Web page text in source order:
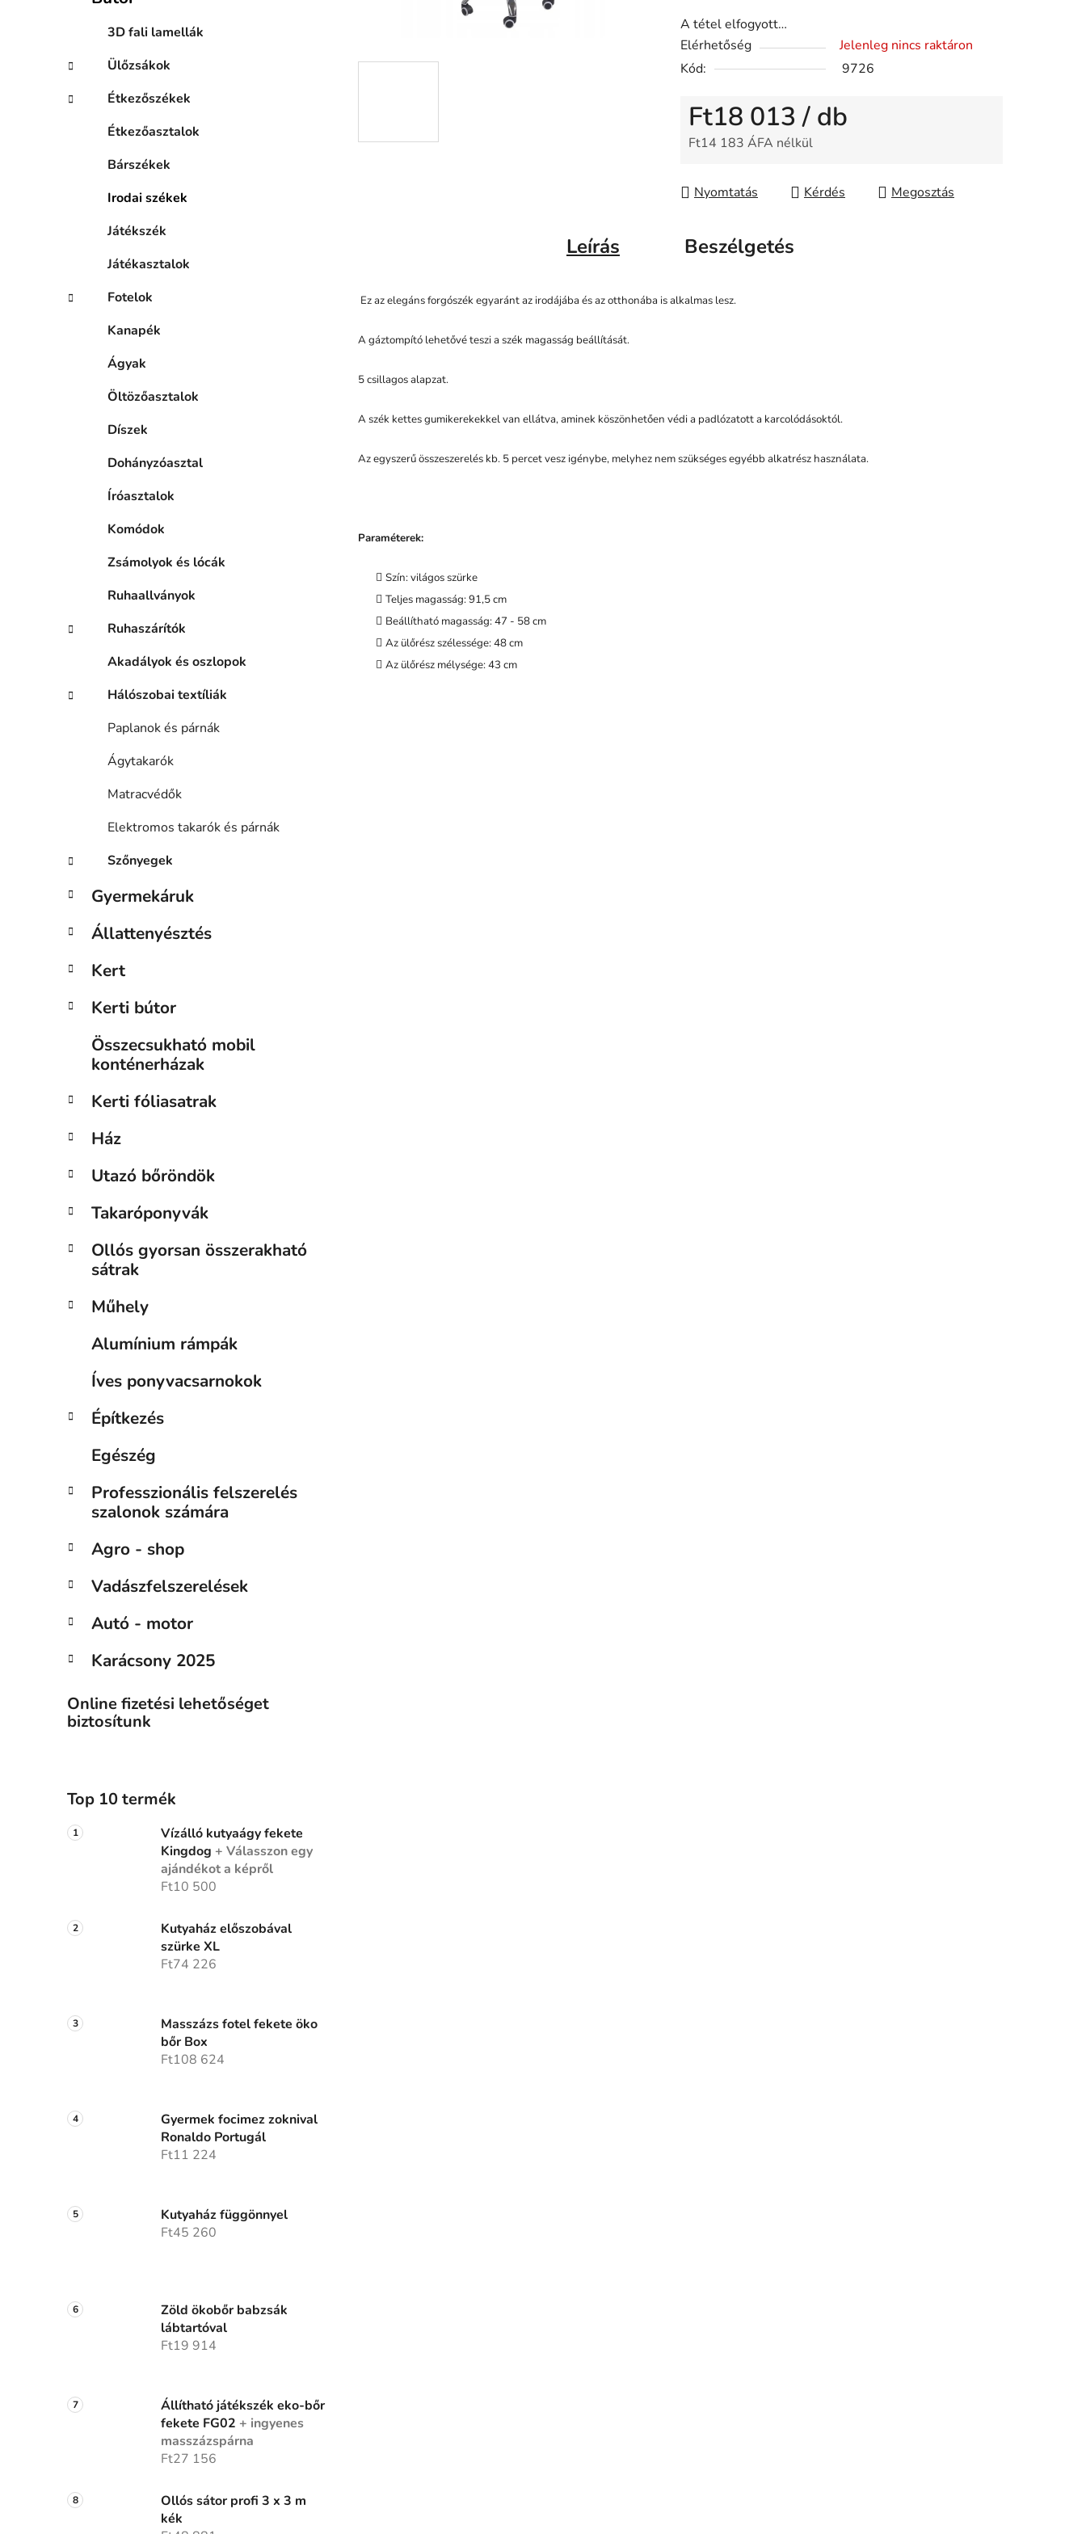
3D fali lamellák
Ülőzsákok
Étkezőszékek
Étkezőasztalok
Bárszékek
Irodai székek
Játékszék
Játékasztalok
Fotelok
Kanapék
Ágyak
Öltözőasztalok
Díszek
Dohányzóasztal
Íróasztalok
Komódok
Zsámolyok és lócák
Ruhaallványok
Ruhaszárítók
Akadályok és oszlopok
Hálószobai textíliák
Paplanok és párnák
Ágytakarók
Matracvédők
Elektromos takarók és párnák
Szőnyegek
Gyermekáruk
Állattenyésztés
Kert
Kerti bútor
Összecsukható mobil
konténerházak
Kerti fóliasatrak
Ház
Utazó bőröndök
Takaróponyvák
Ollós gyorsan összerakható
sátrak
Műhely
Alumínium rámpák
Íves ponyvacsarnokok
Építkezés
Egészég
Professzionális felszerelés
szalonok számára
Agro - shop
Vadászfelszerelések
Autó - motor
Karácsony 2025
Online fizetési lehetőséget
biztosítunk
Top 10 termék
Vízálló kutyaágy fekete
Kingdog + Válasszon egy
ajándékot a képről
Ft10 500
Kutyaház előszobával
szürke XL
Ft74 226
Masszázs fotel fekete öko
bőr Box
Ft108 624
Gyermek focimez zoknival
Ronaldo Portugál
Ft11 224
Kutyaház függönnyel
Ft45 260
Zöld ökobőr babzsák
lábtartóval
Ft19 914
Állítható játékszék eko-bőr
fekete FG02 + ingyenes
masszázspárna
Ft27 156
Ollós sátor profi 3 x 3 m
kék
A tétel elfogyott…
Elérhetőség
Jelenleg nincs raktáron
Kód:
9726
Ft18 013/ db
Ft14 183 ÁFA nélkül
Nyomtatás
Kérdés Megosztás
Leírás Beszélgetés
Ez az elegáns forgószék egyaránt az irodájába és az otthonába is alkalmas lesz.
A gáztompító lehetővé teszi a szék magasság beállítását.
5 csillagos alapzat.
A szék kettes gumikerekekkel van ellátva, aminek köszönhetően védi a padlózatott a karcolódásoktól.
Az egyszerű összeszerelés kb. 5 percet vesz igénybe, melyhez nem szükséges egyébb alkatrész használata.
Paraméterek:
Szín: világos szürke
Teljes magasság: 91,5 cm
Beállítható magasság: 47 - 58 cm
Az ülőrész szélessége: 48 cm
Az ülőrész mélysége: 43 cm